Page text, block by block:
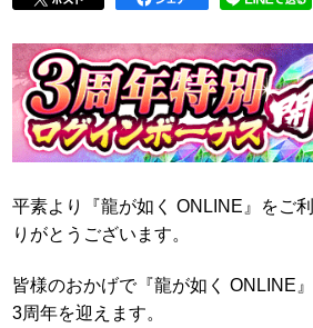
平素より『龍が如く ONLINE』をご
りがとうございます。
皆様のおかげで『龍が如く ONLINE
3周年を迎えます。